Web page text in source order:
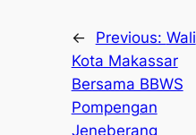
← Previous: Wali
Kota Makassar
Bersama BBWS
Pompengan
Jeneberang